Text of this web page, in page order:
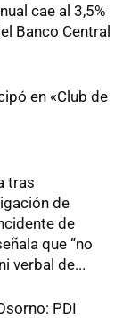
cae al 3,5%
Banco Central
en «Club de
tras
de
de
que “no
verbal de...
PDI